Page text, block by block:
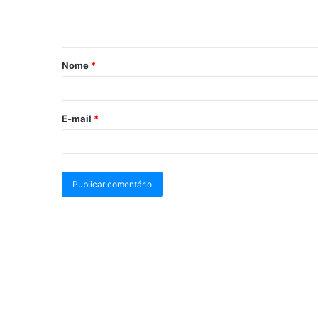
Nome *
E-mail *